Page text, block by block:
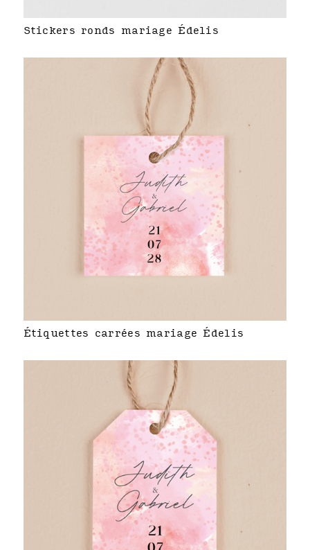
Stickers ronds mariage Édelis
Étiquettes carrées mariage Édelis